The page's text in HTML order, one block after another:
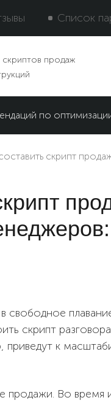
Список
продаж
по
скрипт
свободное
скрипт
приведут к
продажи. Во время